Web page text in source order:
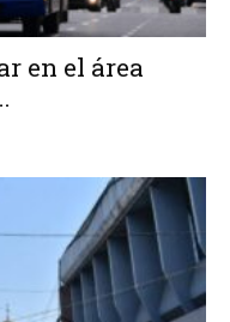
en el área